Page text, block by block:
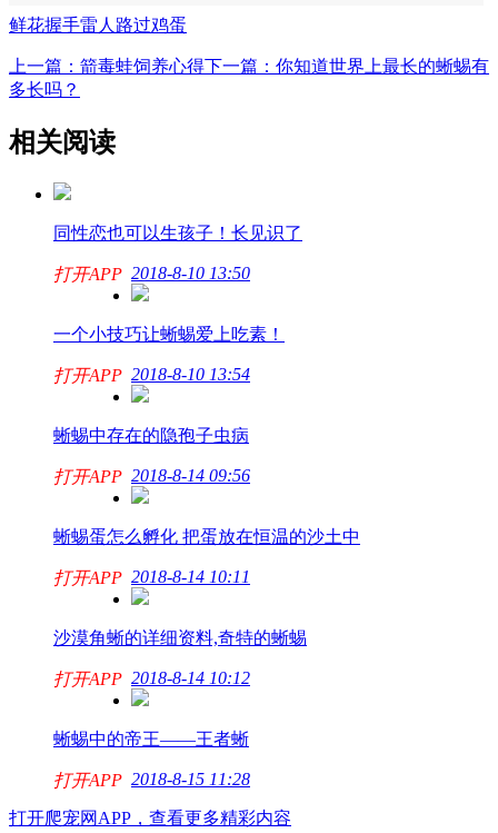
鲜花握手雷人 路过鸡蛋
上一篇：箭毒蛙饲养心得下一篇：你知道世界上最长的蜥蜴有
多长吗？
相关阅读
同性恋也可以生孩子！长见识了
2018-8-10 13:50
打开APP
一个小技巧让蜥蜴爱上吃素！
2018-8-10 13:54
打开APP
蜥蜴中存在的隐孢子虫病
2018-8-14 09:56
打开APP
蜥蜴蛋怎么孵化 把蛋放在恒温的沙土中
2018-8-14 10:11
打开APP
沙漠角蜥的详细资料,奇特的蜥蜴
2018-8-14 10:12
打开APP
蜥蜴中的帝王——王者蜥
2018-8-15 11:28
打开APP
打开爬宠网APP，查看更多精彩内容